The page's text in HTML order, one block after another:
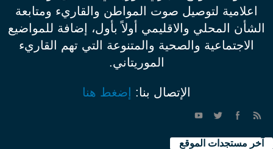
اعلامية لتوصيل صوت المواطن والقاريء ومتابعة
الشأن المحلي والاقليمي أولاً بأول، إضافة للمواضيع
الاجتماعية والصحية والمتنوعة التي تهم القاريء
الموريتاني.
الإتصال بنا: إضغط هنا
آخر مستجدات الموقع